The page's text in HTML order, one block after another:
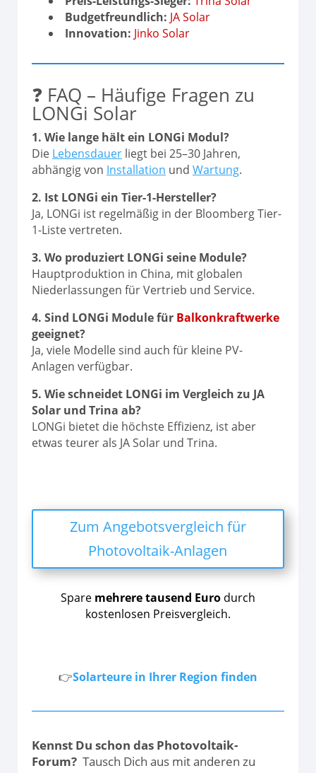
Budgetfreundlich: JA Solar
Innovation: Jinko Solar
❓ FAQ – Häufige Fragen zu
LONGi Solar
1. Wie lange hält ein LONGi Modul?
Die Lebensdauer liegt bei 25–30 Jahren,
abhängig von Installation und Wartung.
2. Ist LONGi ein Tier-1-Hersteller?
Ja, LONGi ist regelmäßig in der Bloomberg Tier-
1-Liste vertreten.
3. Wo produziert LONGi seine Module?
Hauptproduktion in China, mit globalen
Niederlassungen für Vertrieb und Service.
4. Sind LONGi Module für Balkonkraftwerke
geeignet?
Ja, viele Modelle sind auch für kleine PV-
Anlagen verfügbar.
5. Wie schneidet LONGi im Vergleich zu JA
Solar und Trina ab?
LONGi bietet die höchste Effizienz, ist aber
etwas teurer als JA Solar und Trina.
Zum Angebotsvergleich für
Photovoltaik-Anlagen
Spare mehrere tausend Eurodurch
kostenlosen Preisvergleich.
👉Solarteure in Ihrer Region finden
Kennst Du schon das Photovoltaik-
Forum? Tausch Dich aus mit anderen zu